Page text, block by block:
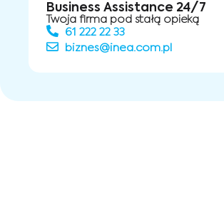
Business Assistance 24/7
Twoja firma pod stałą opieką
61 222 22 33
biznes@inea.com.pl